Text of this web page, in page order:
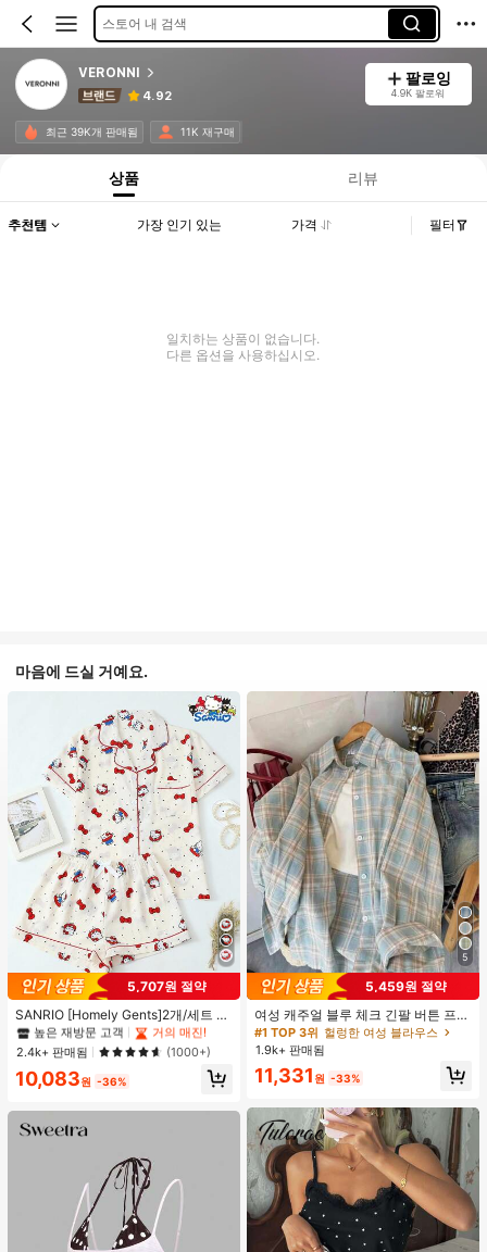
스토어 내 검색
VERONNI
4.92
팔로잉
4.9K 팔로워
최근 39K개 판매됨 11K 재구매
상품 리뷰
추천템 가장 인기 있는 가격 필터
일치하는 상품이 없습니다.
다른 옵션을 사용하십시오.
마음에 드실 거예요.
5,707원 절약
SANRIO [Homely Gents]2개/세트 여
성 프린트 라펠 반팔 버튼 포켓 상의
및 보우 반바지 잠옷 세트, 캐주얼 홈
웨어, 봄/여름에 적합
#1 TOP 3위
프라이드 월 여성 파자마 세트
높은 재방문 고객
거의 매진!
#1 TOP 3위
프라이드 월 여성 파자마 세트
높은 재방문 고객
거의 매진!
#1 TOP 3위
프라이드 월 여성 파자마 세트
높은 재방문 고객
거의 매진!
#1 TOP 3위
프라이드 월 여성 파자마 세트
높은 재방문 고객
2.4k+ 판매됨 (1000+)
10,083원 -36%
5
5,459원 절약
여성 캐주얼 블루 체크 긴팔 버튼 프론
트 폴리에스터 셔츠, 레귤러 핏, 봄 의
류, 편안한 스타일
#1 TOP 3위 헐렁한 여성 블라우스
1.9k+ 판매됨
11,331 원 -33%